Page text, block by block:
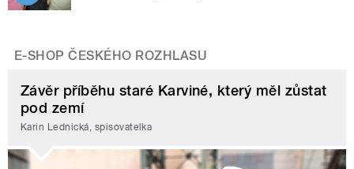
E-SHOP ČESKÉHO ROZHLASU
Závěr příběhu staré Karviné, který měl zůstat
pod zemí
Karin Lednická, spisovatelka